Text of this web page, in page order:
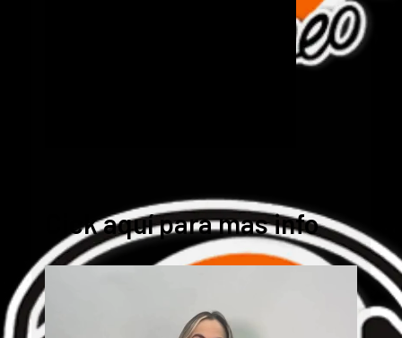
Cick aquí para mas info